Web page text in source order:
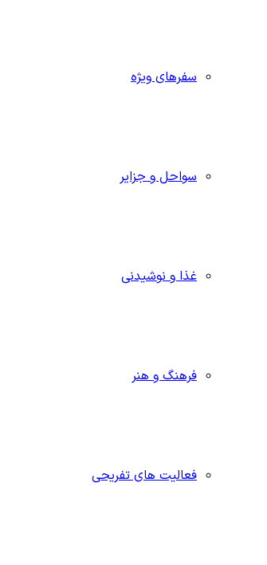
سفرهای ویژه
سواحل و جزایر
غذا و نوشیدنی
فرهنگ و هنر
فعالیت های تفریحی